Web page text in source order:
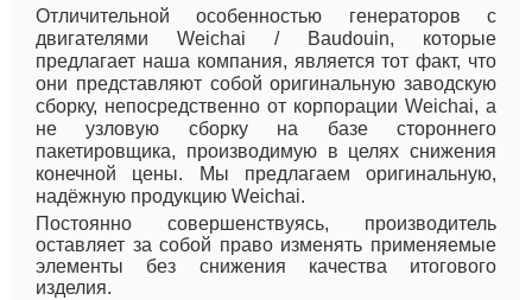
Отличительной особенностью генераторов с
двигателями Weichai / Baudouin, которые
предлагает наша компания, является тот факт, что
они представляют собой оригинальную заводскую
сборку, непосредственно от корпорации Weichai, а
не узловую сборку на базе стороннего
пакетировщика, производимую в целях снижения
конечной цены. Мы предлагаем оригинальную,
надёжную продукцию Weichai.
Постоянно совершенствуясь, производитель
оставляет за собой право изменять применяемые
элементы без снижения качества итогового
изделия.